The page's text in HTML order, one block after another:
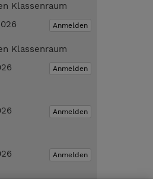
Klassenraum
Anmelden
Klassenraum
Anmelden
Anmelden
Anmelden